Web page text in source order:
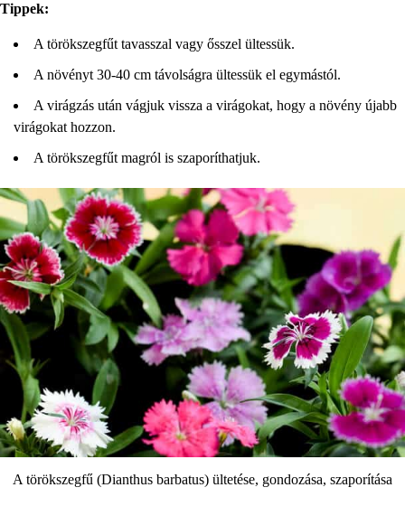
Tippek:
A törökszegfűt tavasszal vagy ősszel ültessük.
A növényt 30-40 cm távolságra ültessük el egymástól.
A virágzás után vágjuk vissza a virágokat, hogy a növény újabb
virágokat hozzon.
A törökszegfűt magról is szaporíthatjuk.
A törökszegfű (Dianthus barbatus) ültetése, gondozása, szaporítása